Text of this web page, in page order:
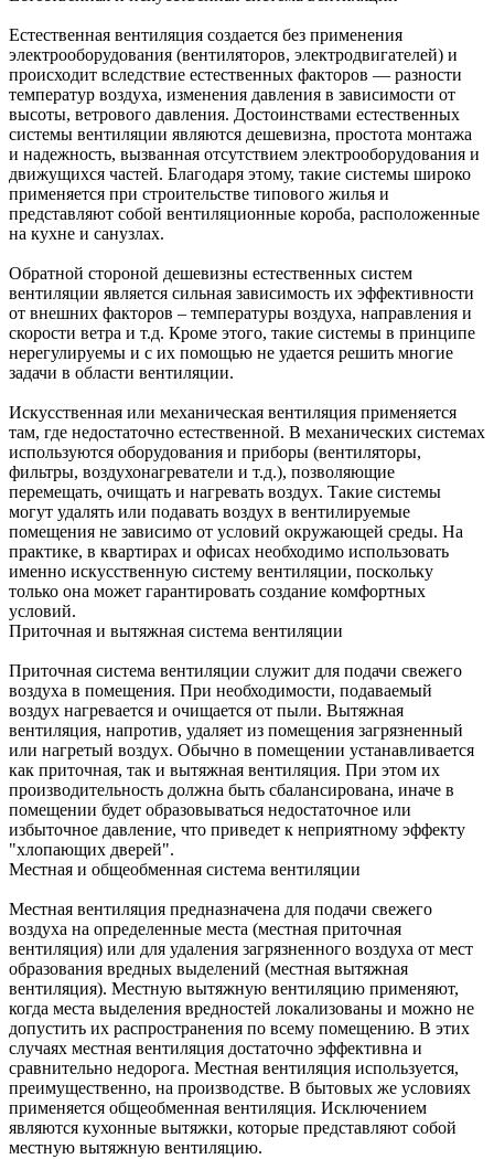
Естественная вентиляция создается без применения
электрооборудования (вентиляторов, электродвигателей) и
происходит вследствие естественных факторов — разности
температур воздуха, изменения давления в зависимости от
высоты, ветрового давления. Достоинствами естественных
системы вентиляции являются дешевизна, простота монтажа
и надежность, вызванная отсутствием электрооборудования и
движущихся частей. Благодаря этому, такие системы широко
применяется при строительстве типового жилья и
представляют собой вентиляционные короба, расположенные
на кухне и санузлах.
Обратной стороной дешевизны естественных систем
вентиляции является сильная зависимость их эффективности
от внешних факторов – температуры воздуха, направления и
скорости ветра и т.д. Кроме этого, такие системы в принципе
нерегулируемы и с их помощью не удается решить многие
задачи в области вентиляции.
Искусственная или механическая вентиляция применяется
там, где недостаточно естественной. В механических системах
используются оборудования и приборы (вентиляторы,
фильтры, воздухонагреватели и т.д.), позволяющие
перемещать, очищать и нагревать воздух. Такие системы
могут удалять или подавать воздух в вентилируемые
помещения не зависимо от условий окружающей среды. На
практике, в квартирах и офисах необходимо использовать
именно искусственную систему вентиляции, поскольку
только она может гарантировать создание комфортных
условий.
Приточная и вытяжная система вентиляции
Приточная система вентиляции служит для подачи свежего
воздуха в помещения. При необходимости, подаваемый
воздух нагревается и очищается от пыли. Вытяжная
вентиляция, напротив, удаляет из помещения загрязненный
или нагретый воздух. Обычно в помещении устанавливается
как приточная, так и вытяжная вентиляция. При этом их
производительность должна быть сбалансирована, иначе в
помещении будет образовываться недостаточное или
избыточное давление, что приведет к неприятному эффекту
"хлопающих дверей".
Местная и общеобменная система вентиляции
Местная вентиляция предназначена для подачи свежего
воздуха на определенные места (местная приточная
вентиляция) или для удаления загрязненного воздуха от мест
образования вредных выделений (местная вытяжная
вентиляция). Местную вытяжную вентиляцию применяют,
когда места выделения вредностей локализованы и можно не
допустить их распространения по всему помещению. В этих
случаях местная вентиляция достаточно эффективна и
сравнительно недорога. Местная вентиляция используется,
преимущественно, на производстве. В бытовых же условиях
применяется общеобменная вентиляция. Исключением
являются кухонные вытяжки, которые представляют собой
местную вытяжную вентиляцию.